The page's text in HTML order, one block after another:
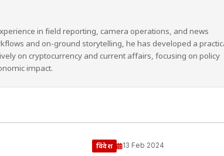
in field reporting, camera operations, and news
and on-ground storytelling, he has developed a
on cryptocurrency and current affairs, focusing on policy
impact.
विदेश 13 Feb 2024